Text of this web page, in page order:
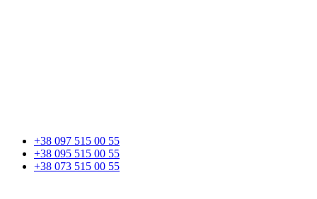
+38 097 515 00 55
+38 095 515 00 55
+38 073 515 00 55